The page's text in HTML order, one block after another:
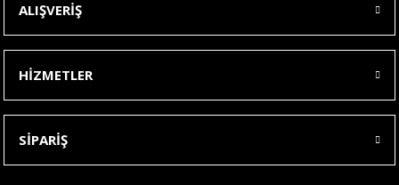
ALIŞVERİŞ
HİZMETLER
SİPARİŞ